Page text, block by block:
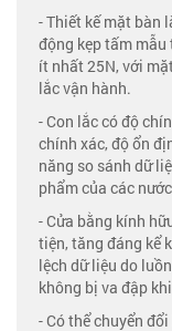
- Thiết kế mặt bàn
động kẹp tấm
ít nhất 25N, với
lắc vận hành.
- Con lắc có độ
chính xác, độ ổn
năng so sánh dữ
phẩm của các
- Cửa bằng kính
tiện, tăng đáng kể
lệch dữ liệu do
không bị va đập
- Có thể chuyển